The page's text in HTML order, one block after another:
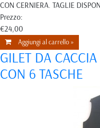
CON CERNIERA. TAGLIE
Prezzo:
€24,00
Aggiungi al carrello »
GILET DA
CON 6 TASCHE